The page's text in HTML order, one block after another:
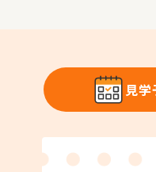
見学